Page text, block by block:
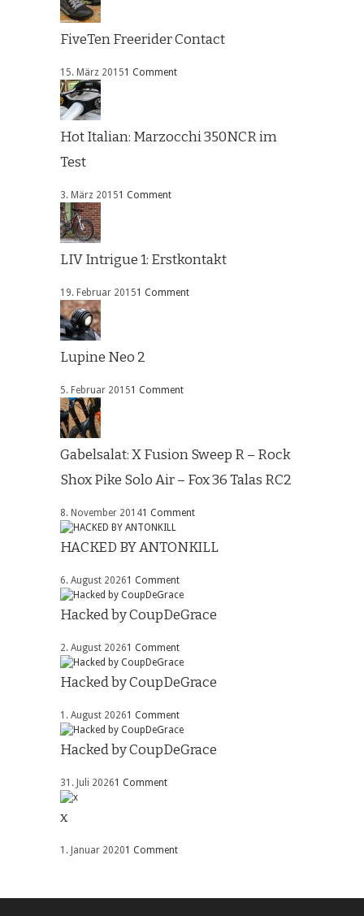
FiveTen Freerider Contact
15. März 20151 Comment
Hot Italian: Marzocchi 350NCR im
Test
3. März 20151 Comment
LIV Intrigue 1: Erstkontakt
19. Februar 20151 Comment
Lupine Neo 2
5. Februar 20151 Comment
Gabelsalat: X Fusion Sweep R – Rock
Shox Pike Solo Air – Fox 36 Talas RC2
8. November 20141 Comment
HACKED BY ANTONKILL
6. August 20261 Comment
Hacked by CoupDeGrace
2. August 20261 Comment
Hacked by CoupDeGrace
1. August 20261 Comment
Hacked by CoupDeGrace
31. Juli 20261 Comment
x
1. Januar 20201 Comment